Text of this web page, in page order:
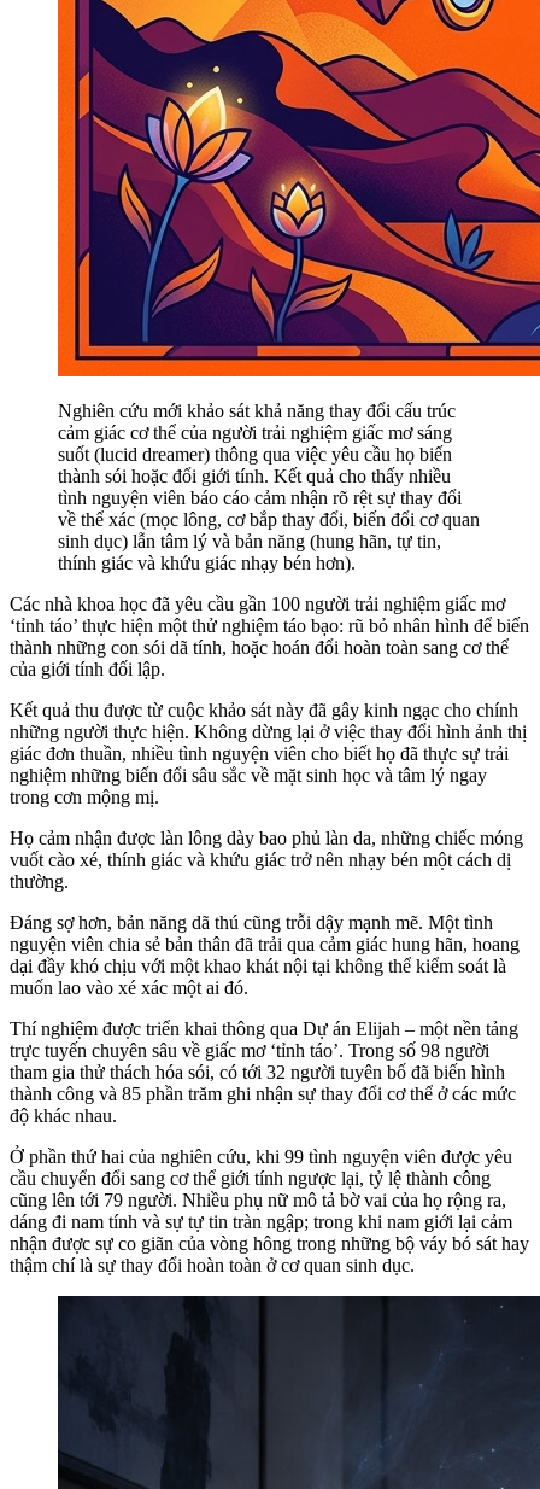
Nghiên cứu mới khảo sát khả năng thay đổi cấu trúc
cảm giác cơ thể của người trải nghiệm giấc mơ sáng
suốt (lucid dreamer) thông qua việc yêu cầu họ biến
thành sói hoặc đổi giới tính. Kết quả cho thấy nhiều
tình nguyện viên báo cáo cảm nhận rõ rệt sự thay đổi
về thể xác (mọc lông, cơ bắp thay đổi, biến đổi cơ quan
sinh dục) lẫn tâm lý và bản năng (hung hãn, tự tin,
thính giác và khứu giác nhạy bén hơn).
Các nhà khoa học đã yêu cầu gần 100 người trải nghiệm giấc mơ
‘tỉnh táo’ thực hiện một thử nghiệm táo bạo: rũ bỏ nhân hình để biến
thành những con sói dã tính, hoặc hoán đổi hoàn toàn sang cơ thể
của giới tính đối lập.
Kết quả thu được từ cuộc khảo sát này đã gây kinh ngạc cho chính
những người thực hiện. Không dừng lại ở việc thay đổi hình ảnh thị
giác đơn thuần, nhiều tình nguyện viên cho biết họ đã thực sự trải
nghiệm những biến đổi sâu sắc về mặt sinh học và tâm lý ngay
trong cơn mộng mị.
Họ cảm nhận được làn lông dày bao phủ làn da, những chiếc móng
vuốt cào xé, thính giác và khứu giác trở nên nhạy bén một cách dị
thường.
Đáng sợ hơn, bản năng dã thú cũng trỗi dậy mạnh mẽ. Một tình
nguyện viên chia sẻ bản thân đã trải qua cảm giác hung hãn, hoang
dại đầy khó chịu với một khao khát nội tại không thể kiểm soát là
muốn lao vào xé xác một ai đó.
Thí nghiệm được triển khai thông qua Dự án Elijah – một nền tảng
trực tuyến chuyên sâu về giấc mơ ‘tỉnh táo’. Trong số 98 người
tham gia thử thách hóa sói, có tới 32 người tuyên bố đã biến hình
thành công và 85 phần trăm ghi nhận sự thay đổi cơ thể ở các mức
độ khác nhau.
Ở phần thứ hai của nghiên cứu, khi 99 tình nguyện viên được yêu
cầu chuyển đổi sang cơ thể giới tính ngược lại, tỷ lệ thành công
cũng lên tới 79 người. Nhiều phụ nữ mô tả bờ vai của họ rộng ra,
dáng đi nam tính và sự tự tin tràn ngập; trong khi nam giới lại cảm
nhận được sự co giãn của vòng hông trong những bộ váy bó sát hay
thậm chí là sự thay đổi hoàn toàn ở cơ quan sinh dục.